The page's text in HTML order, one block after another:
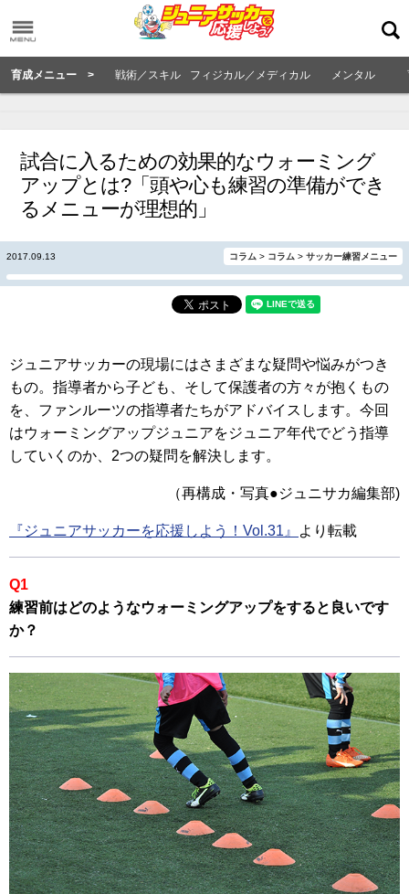
育成メニュー > 戦術／スキル フィジカル／メディカル メンタル
試合に入るための効果的なウォーミング
アップとは?「頭や心も練習の準備ができ
るメニューが理想的」
2017.09.13 コラム > コラム > サッカー練習メニュー
ジュニアサッカーの現場にはさまざまな疑問や悩みがつき
もの。指導者から子ども、そして保護者の方々が抱くもの
を、ファンルーツの指導者たちがアドバイスします。今回
はウォーミングアップジュニアをジュニア年代でどう指導
していくのか、2つの疑問を解決します。
（再構成・写真●ジュニサカ編集部)
『ジュニアサッカーを応援しよう！Vol.31』 より転載
Q1
練習前はどのようなウォーミングアップをすると良いです
か？